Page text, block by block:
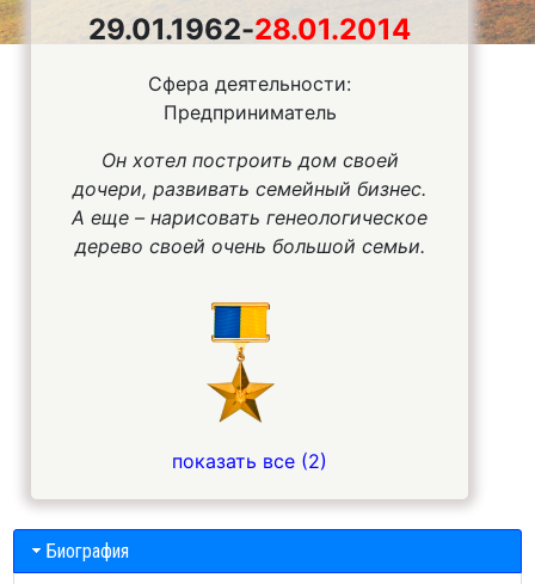
29.01.1962-28.01.2014
Сфера деятельности:
Предприниматель
Он хотел построить дом своей
дочери, развивать семейный бизнес.
А еще – нарисовать генеологическое
дерево своей очень большой семьи.
показать все (2)
Биография